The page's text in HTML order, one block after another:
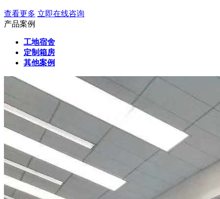
查看更多 立即在线咨询
产品案例
工地宿舍
定制箱房
其他案例